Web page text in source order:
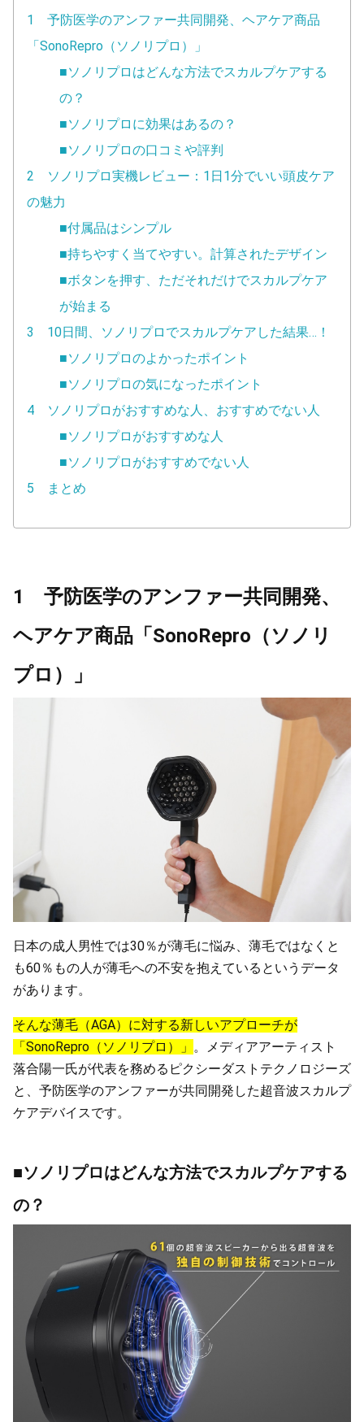
1 予防医学のアンファー共同開発、ヘアケア商品
「SonoRepro（ソノリプロ）」
■ソノリプロはどんな方法でスカルプケアする
の？
■ソノリプロに効果はあるの？
■ソノリプロの口コミや評判
2 ソノリプロ実機レビュー：1日1分でいい頭皮ケア
の魅力
■付属品はシンプル
■持ちやすく当てやすい。計算されたデザイン
■ボタンを押す、ただそれだけでスカルプケア
が始まる
3 10日間、ソノリプロでスカルプケアした結果…！
■ソノリプロのよかったポイント
■ソノリプロの気になったポイント
4 ソノリプロがおすすめな人、おすすめでない人
■ソノリプロがおすすめな人
■ソノリプロがおすすめでない人
5 まとめ
1 予防医学のアンファー共同開発、
ヘアケア商品「SonoRepro（ソノリ
プロ）」
日本の成人男性では30％が薄毛に悩み、薄毛ではなくと
も60％もの人が薄毛への不安を抱えているというデータ
があります。
そんな薄毛（AGA）に対する新しいアプローチが
「SonoRepro（ソノリプロ）」 。メディアアーティスト
落合陽一氏が代表を務めるピクシーダストテクノロジーズ
と、予防医学のアンファーが共同開発した超音波スカルプ
ケアデバイスです。
■ソノリプロはどんな方法でスカルプケアする
の？